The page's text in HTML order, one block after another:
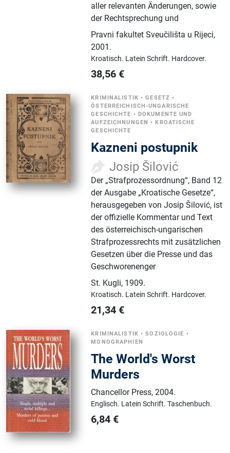
aller relevanten Änderungen, sowie
der Rechtsprechung und
Pravni fakultet Sveučilišta u Rijeci,
2001.
Kroatisch. Latein Schrift. Hardcover.
38,56 €
KRIMINALISTIK •GESETZ •
ÖSTERREICHISCH-UNGARISCHE
GESCHICHTE • DOKUMENTE UND
AUFZEICHNUNGEN •KROATISCHE
GESCHICHTE
Kazneni postupnik
Josip Šilović
Der „Strafprozessordnung“, Band 12
der Ausgabe „Kroatische Gesetze“,
herausgegeben von Josip Šilović, ist
der offizielle Kommentar und Text
des österreichisch-ungarischen
Strafprozessrechts mit zusätzlichen
Gesetzen über die Presse und das
Geschworenenger
St. Kugli, 1909.
Kroatisch. Latein Schrift. Hardcover.
21,34 €
KRIMINALISTIK •SOZIOLOGIE •
MONOGRAPHIEN
The World's Worst
Murders
Chancellor Press,2004.
Englisch. Latein Schrift.Taschenbuch.
6,84 €